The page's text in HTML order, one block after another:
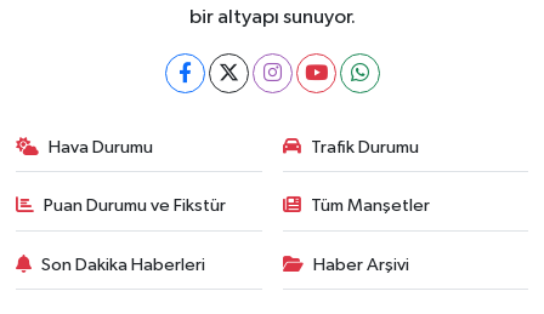
bir altyapı sunuyor.
Hava Durumu Trafik Durumu
Puan Durumu ve Fikstür Tüm Manşetler
Son Dakika Haberleri Haber Arşivi